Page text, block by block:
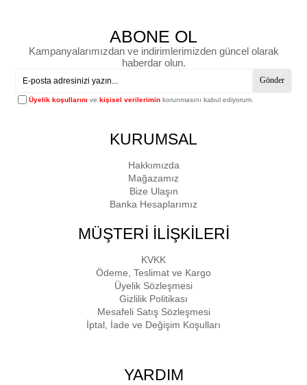
ABONE OL
Kampanyalarımızdan ve indirimlerimizden güncel olarak
haberdar olun.
Gönder
Üyelik koşullarını vekişisel verilerimin korunmasını kabul ediyorum.
KURUMSAL
Hakkımızda
Mağazamız
Bize Ulaşın
Banka Hesaplarımız
MÜŞTERİ İLİŞKİLERİ
KVKK
Ödeme, Teslimat ve Kargo
Üyelik Sözleşmesi
Gizlilik Politikası
Mesafeli Satış Sözleşmesi
İptal, İade ve Değişim Koşulları
YARDIM